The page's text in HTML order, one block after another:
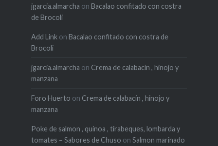
jgarcia.almarcha on Bacalao confitado con costra
de Brocoli
Add Linkon Bacalao confitado con costra de
Brocoli
jgarcia.almarcha on Crema de calabacín , hinojo y
manzana
Foro Huerto on Crema de calabacín , hinojo y
manzana
Poke de salmon , quinoa , tirabeques, lombarda y
tomates – Sabores de Chuso on Salmon marinado